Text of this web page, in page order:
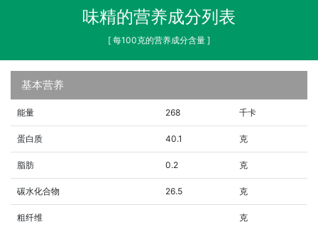
味精的营养成分列表
[ 每100克的营养成分含量 ]
基本营养
能量 268 千卡
蛋白质 40.1 克
脂肪 0.2 克
碳水化合物 26.5 克
粗纤维 克